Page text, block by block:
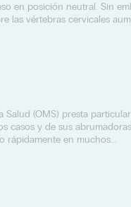
en posición neutral. Sin
las vértebras cervicales
(OMS) presta
casos y de sus
rápidamente en muchos...